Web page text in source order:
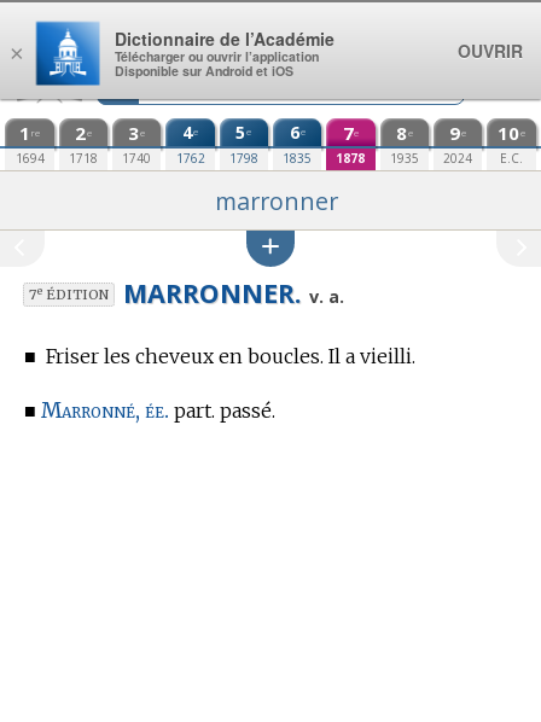
Aller au contenu
1 re
1694
2e
1718
3e
1740
4e
1762
5e
1798
6e
1835
7e
1878
8e
1935
9e
2024
10e
E.C.
marronner
7eÉDITION MARRONNER. v. a.
■ Friser les cheveux en boucles. Il a vieilli.
■ Marronné, ée. part. passé.
×
Dictionnaire de l’Académie
Télécharger ou ouvrir l’application
Disponible sur Android et iOS
OUVRIR